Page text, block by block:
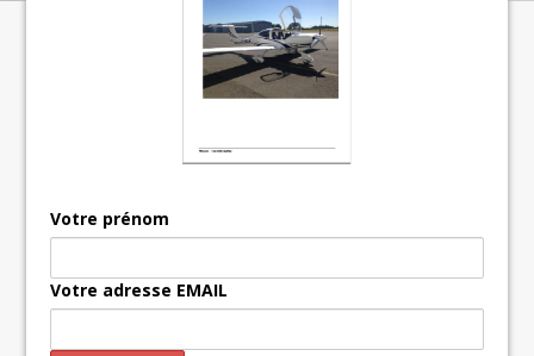
Votre prénom
Votre adresse EMAIL